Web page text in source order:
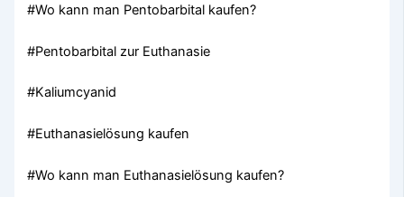
#Wo kann man Pentobarbital kaufen?
#Pentobarbital zur Euthanasie
#Kaliumcyanid
#Euthanasielösung kaufen
#Wo kann man Euthanasielösung kaufen?